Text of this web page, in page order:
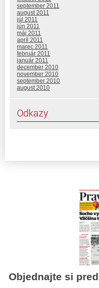
september 2011
august 2011
júl 2011
jún 2011
máj 2011
apríl 2011
marec 2011
február 2011
január 2011
december 2010
november 2010
september 2010
august 2010
Odkazy
Objednajte si